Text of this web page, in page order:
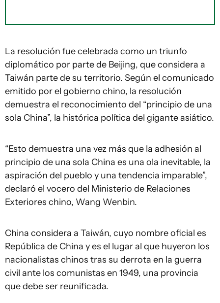
La resolución fue celebrada como un triunfo
diplomático por parte de Beijing, que considera a
Taiwán parte de su territorio. Según el comunicado
emitido por el gobierno chino, la resolución
demuestra el reconocimiento del “principio de una
sola China”, la histórica política del gigante asiático.
“Esto demuestra una vez más que la adhesión al
principio de una sola China es una ola inevitable, la
aspiración del pueblo y una tendencia imparable”,
declaró el vocero del Ministerio de Relaciones
Exteriores chino, Wang Wenbin.
China considera a Taiwán, cuyo nombre oficial es
República de China y es el lugar al que huyeron los
nacionalistas chinos tras su derrota en la guerra
civil ante los comunistas en 1949, una provincia
que debe ser reunificada.